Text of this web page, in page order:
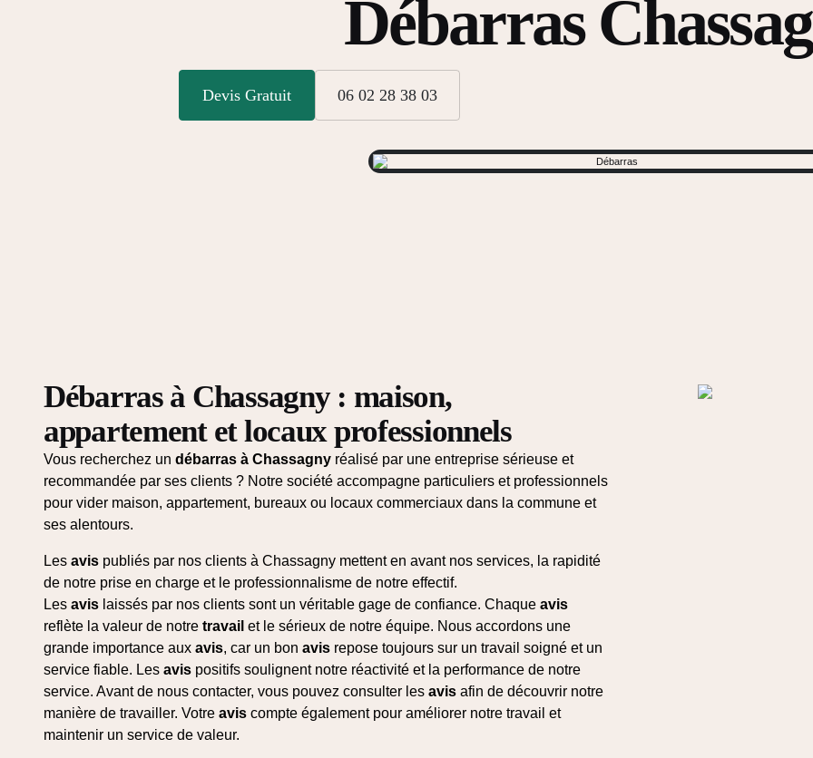
Débarras
Devis Gratuit 06 02 28 38 03
Débarras à Chassagny : maison,
appartement et locaux professionnels
Vous recherchez un débarras à Chassagny réalisé par une entreprise sérieuse et
recommandée par ses clients ? Notre société accompagne particuliers et professionnels
pour vider maison, appartement, bureaux ou locaux commerciaux dans la commune et
ses alentours.
Les avis publiés par nos clients à Chassagny mettent en avant nos services, la rapidité
de notre prise en charge et le professionnalisme de notre effectif.
Les avis laissés par nos clients sont un véritable gage de confiance. Chaque avis
reflète la valeur de notre travail et le sérieux de notre équipe. Nous accordons une
grande importance aux avis, car un bon avis repose toujours sur un travail soigné et un
service fiable. Les avis positifs soulignent notre réactivité et la performance de notre
service. Avant de nous contacter, vous pouvez consulter les avis afin de découvrir notre
manière de travailler. Votre avis compte également pour améliorer notre travail et
maintenir un service de valeur.